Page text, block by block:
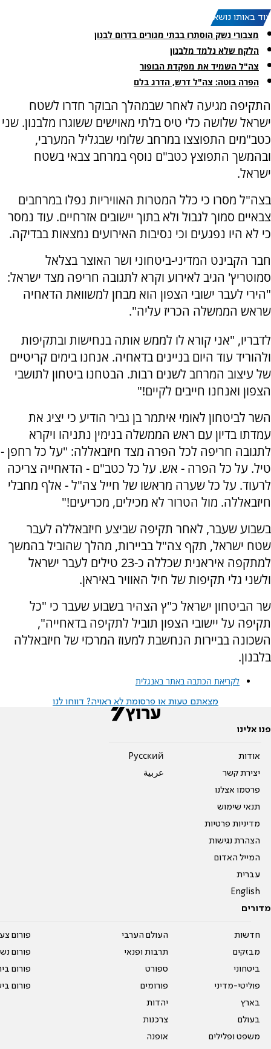
עוד באותו נושא:
מצבורי נשק הוסתרו בבתי מגורים בדרום לבנון
הלקח שלא נלמד מלבנון
צה"ל השמיד את מפקדת הבופור
הפרה בוטה: צה"ל דרש, הדרג בלם
התקיפה מגיעה לאחר שבמהלך הבוקר חדרו לשטח
ישראל שלושה כלי טיס בלתי מאוישים ששוגרו מלבנון. שני
כטב"מים התפוצצו במרחב שלומי שבגליל המערבי,
ובהמשך התפוצץ כטב"ם נוסף במרחב צבאי בשטח
ישראל.
בצה"ל מסרו כי כלל המטרות האוויריות נפלו במרחבים
צבאיים סמוך לגבול ולא בתוך יישובים אזרחיים. עוד נמסר
כי לא היו נפגעים וכי נסיבות האירועים נמצאות בבדיקה.
חבר הקבינט המדיני-ביטחוני ושר האוצר בצלאל
סמוטריץ' הגיב לאירוע וקרא לתגובה חריפה מצד ישראל:
"‏הירי לעבר ישובי הצפון הוא מבחן למשוואת הדאחיה
שראש הממשלה הכריז עליה".
לדבריו, "אני קורא לו לממש אותה בנחישות ובתקיפות
ולהוריד עוד היום בניינים בדאחיה. ‏אנחנו בימים קריטיים
של עיצוב המרחב לשנים רבות. ‏הבטחנו ביטחון לתושבי
הצפון ואנחנו חייבים לקיים!"
השר לביטחון לאומי איתמר בן גביר הודיע כי יציג את
עמדתו בדיון עם ראש הממשלה בנימין נתניהו ויקרא
לתגובה חריפה לכל הפרה מצד חיזבאללה: "על כל רחפן -
טיל. על כל הפרה - אש. על כל כטב"ם - הדאחייה צריכה
לרעוד. על כל שערה מראשו של חייל צה"ל - אלף מחבלי
חיזבאללה. מול הטרור לא מכילים, מכריעים!"
בשבוע שעבר, לאחר תקיפה שביצע חיזבאללה לעבר
שטח ישראל, תקף צה"ל בביירות, מהלך שהוביל בהמשך
למתקפה איראנית שכללה כ-23 טילים לעבר ישראל
ולשני גלי תקיפות של חיל האוויר באיראן.
שר הביטחון ישראל כ"ץ הצהיר בשבוע שעבר כי "כל
תקיפה על יישובי הצפון תוביל לתקיפה בדאחייה",
השכונה בביירות הנחשבת למעוז המרכזי של חיזבאללה
בלבנון.
לקריאת הכתבה באתר באנגלית
מצאתם טעות או פרסומת לא ראויה? דווחו לנו
פנו אלינו
אודות
יצירת קשר
פרסמו אצלנו
תנאי שימוש
מדיניות פרטיות
הצהרת נגישות
המייל האדום
עברית
English
Pусский
عربية
מדורים
חדשות
מבזקים
ביטחוני
פוליטי-מדיני
בארץ
בעולם
משפט ופלילים
העולם הערבי
תרבות ופנאי
ספורט
פורומים
יהדות
צרכנות
אופנה
פורום
פורום
פורום
פורום